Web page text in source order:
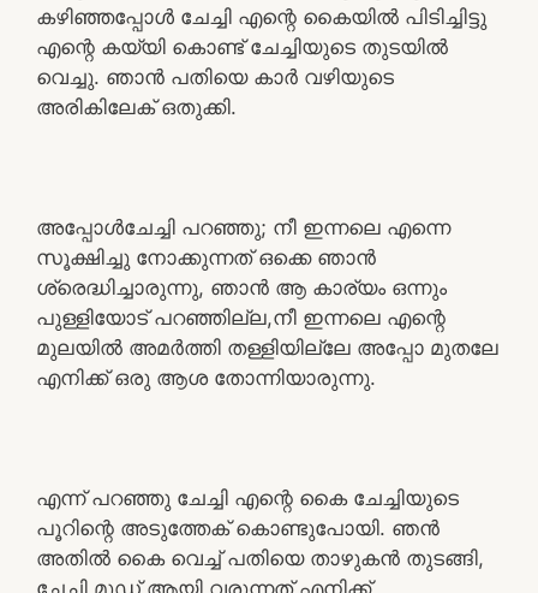
കഴിഞ്ഞപ്പോൾ ചേച്ചി എന്റെ കൈയിൽ പിടിച്ചിട്ടു
എന്റെ കയ്യി കൊണ്ട് ചേച്ചിയുടെ തുടയിൽ
വെച്ചു. ഞാൻ പതിയെ കാർ വഴിയുടെ
അരികിലേക് ഒതുക്കി.
അപ്പോൾചേച്ചി പറഞ്ഞു; നീ ഇന്നലെ എന്നെ
സൂക്ഷിച്ചു നോക്കുന്നത് ഒക്കെ ഞാൻ
ശ്രെദ്ധിച്ചാരുന്നു, ഞാൻ ആ കാര്യം ഒന്നും
പുള്ളിയോട് പറഞ്ഞില്ല,നീ ഇന്നലെ എന്റെ
മുലയിൽ അമർത്തി തള്ളിയില്ലേ അപ്പോ മുതലേ
എനിക്ക് ഒരു ആശ തോന്നിയാരുന്നു.
എന്ന് പറഞ്ഞു ചേച്ചി എന്റെ കൈ ചേച്ചിയുടെ
പൂറിന്റെ അടുത്തേക് കൊണ്ടുപോയി. ഞൻ
അതിൽ കൈ വെച്ച് പതിയെ താഴുകൻ തുടങ്ങി,
ചേച്ചി മൂഡ് ആയി വരുന്നത് എനിക്ക്